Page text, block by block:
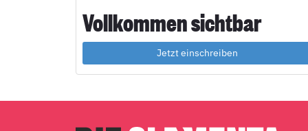
Vollkommen sichtbar
Jetzt einschreiben